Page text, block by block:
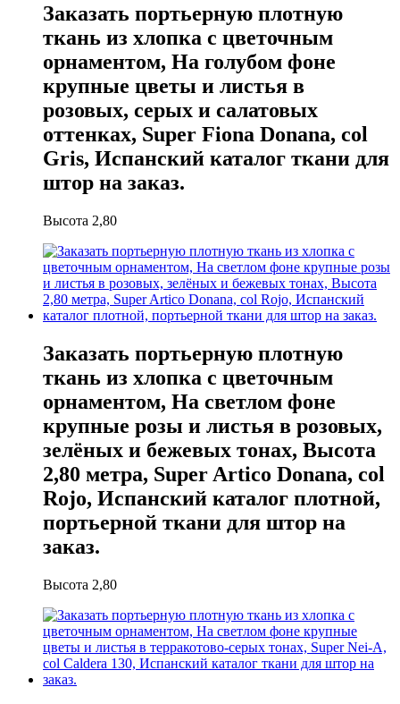
Заказать портьерную плотную
ткань из хлопка с цветочным
орнаментом, На голубом фоне
крупные цветы и листья в
розовых, серых и салатовых
оттенках, Super Fiona Donana, col
Gris, Испанский каталог ткани для
штор на заказ.
Высота 2,80
Заказать портьерную плотную
ткань из хлопка с цветочным
орнаментом, На светлом фоне
крупные розы и листья в розовых,
зелёных и бежевых тонах, Высота
2,80 метра, Super Artico Donana, col
Rojo, Испанский каталог плотной,
портьерной ткани для штор на
заказ.
Высота 2,80